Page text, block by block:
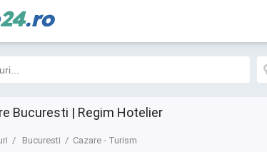
24.ro
Bucuresti | Regim Hotelier
Bucuresti Cazare - Turism
Toate
16